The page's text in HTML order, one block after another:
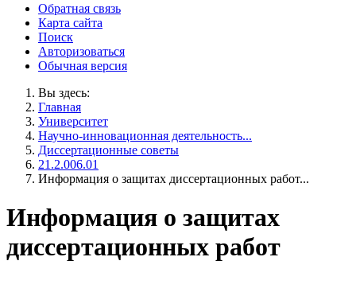
Обратная связь
Карта сайта
Поиск
Авторизоваться
Обычная версия
Вы здесь:
Главная
Университет
Научно-инновационная деятельность...
Диссертационные советы
21.2.006.01
Информация о защитах диссертационных работ...
Информация о защитах
диссертационных работ